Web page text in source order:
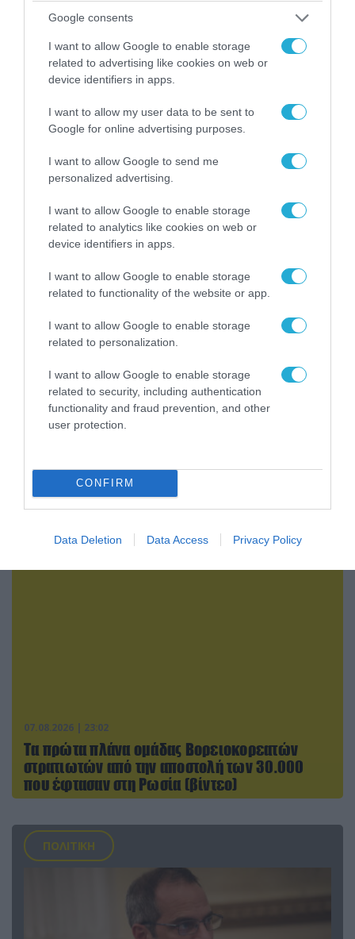
Google consents
I want to allow Google to enable storage
related to advertising like cookies on web or
device identifiers in apps.
I want to allow my user data to be sent to
Google for online advertising purposes.
I want to allow Google to send me
personalized advertising.
I want to allow Google to enable storage
related to analytics like cookies on web or
device identifiers in apps.
I want to allow Google to enable storage
related to functionality of the website or app.
I want to allow Google to enable storage
related to personalization.
I want to allow Google to enable storage
related to security, including authentication
functionality and fraud prevention, and other
user protection.
CONFIRM
Data Deletion Data Access Privacy Policy
07.08.2026 | 02:02
Στο Βελιγράδι ο Β.Ζελένσκι: «Πρέπει να
στρατόπεδο της Ρωσίας»
Κ.Τσίγκας για νέα Canadair DHC-515: «Θα
πετούν τη νύχτα αλλά δεν θα πραγματοποιούν
ρίψεις νερού»
07.08.2026 | 23:02
Τα πρώτα πλάνα ομάδας Βορειοκορεατών
στρατιωτών από την αποστολή των 30.000
που έφτασαν στη Ρωσία (βίντεο)
ΠΟΛΙΤΙΚΗ